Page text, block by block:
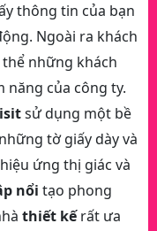
thông tin của bạn
Ngoài ra khách
những khách
năng của công ty.
sử dụng một bề
tờ giấy dày và
ứng thị giác và
nổi tạo phong
thiết kếrất ưa